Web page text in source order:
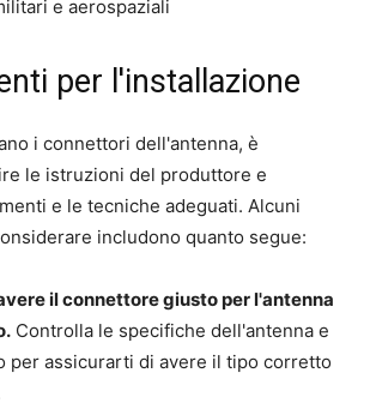
e aerospaziali
per l'installazione
i connettori dell'antenna, è
le istruzioni del produttore e
e le tecniche adeguati. Alcuni
includono quanto segue:
il connettore giusto per l'antenna
Controlla le specifiche dell'antenna e
per assicurarti di avere il tipo corretto